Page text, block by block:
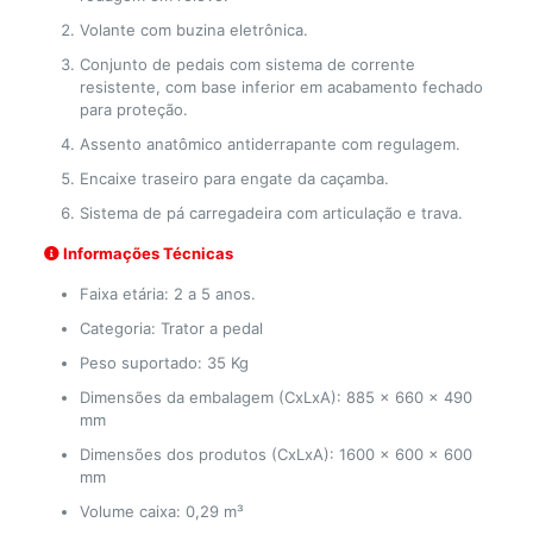
Volante com buzina eletrônica.
Conjunto de pedais com sistema de corrente
resistente, com base inferior em acabamento fechado
para proteção.
Assento anatômico antiderrapante com regulagem.
Encaixe traseiro para engate da caçamba.
Sistema de pá carregadeira com articulação e trava.
Informações Técnicas
Faixa etária: 2 a 5 anos.
Categoria: Trator a pedal
Peso suportado: 35 Kg
Dimensões da embalagem (CxLxA): 885 x 660 x 490
mm
Dimensões dos produtos (CxLxA): 1600 x 600 x 600
mm
Volume caixa: 0,29 m³